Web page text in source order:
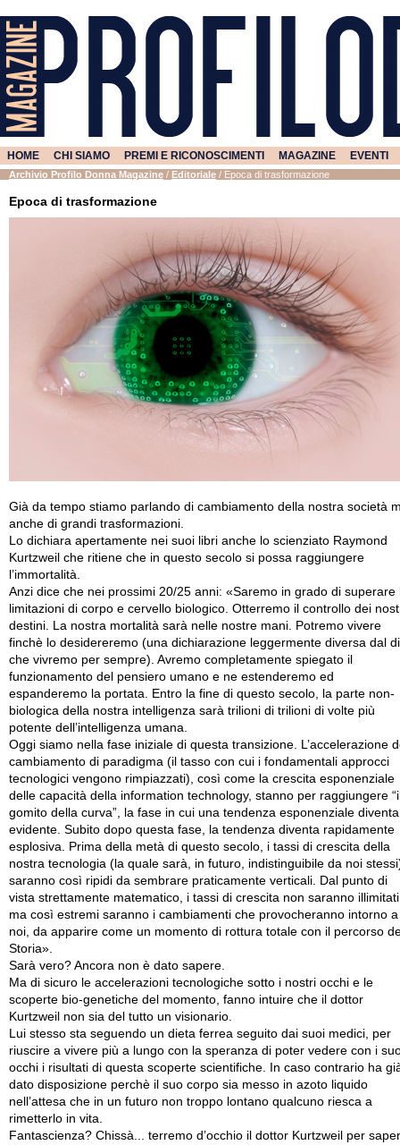
HOME CHI SIAMO PREMI E RICONOSCIMENTI MAGAZINE EVENTI
Archivio Profilo Donna Magazine / Editoriale / Epoca di trasformazione
Epoca di trasformazione
Già da tempo stiamo parlando di cambiamento della nostra società
anche di grandi trasformazioni.
Lo dichiara apertamente nei suoi libri anche lo scienziato Raymond
Kurtzweil che ritiene che in questo secolo si possa raggiungere
l’immortalità.
Anzi dice che nei prossimi 20/25 anni: «Saremo in grado di superare
limitazioni di corpo e cervello biologico. Otterremo il controllo dei
destini. La nostra mortalità sarà nelle nostre mani. Potremo vivere
finchè lo desidereremo (una dichiarazione leggermente diversa dal
che vivremo per sempre). Avremo completamente spiegato il
funzionamento del pensiero umano e ne estenderemo ed
espanderemo la portata. Entro la fine di questo secolo, la parte non-
biologica della nostra intelligenza sarà trilioni di trilioni di volte più
potente dell’intelligenza umana.
Oggi siamo nella fase iniziale di questa transizione. L’accelerazione
cambiamento di paradigma (il tasso con cui i fondamentali approcci
tecnologici vengono rimpiazzati), così come la crescita esponenziale
delle capacità della information technology, stanno per raggiungere
gomito della curva”, la fase in cui una tendenza esponenziale diventa
evidente. Subito dopo questa fase, la tendenza diventa rapidamente
esplosiva. Prima della metà di questo secolo, i tassi di crescita della
nostra tecnologia (la quale sarà, in futuro, indistinguibile da noi
saranno così ripidi da sembrare praticamente verticali. Dal punto di
vista strettamente matematico, i tassi di crescita non saranno
ma così estremi saranno i cambiamenti che provocheranno intorno a
noi, da apparire come un momento di rottura totale con il percorso
Storia».
Sarà vero? Ancora non è dato sapere.
Ma di sicuro le accelerazioni tecnologiche sotto i nostri occhi e le
scoperte bio-genetiche del momento, fanno intuire che il dottor
Kurtzweil non sia del tutto un visionario.
Lui stesso sta seguendo un dieta ferrea seguito dai suoi medici, per
riuscire a vivere più a lungo con la speranza di poter vedere con i
occhi i risultati di questa scoperte scientifiche. In caso contrario ha
dato disposizione perchè il suo corpo sia messo in azoto liquido
nell’attesa che in un futuro non troppo lontano qualcuno riesca a
rimetterlo in vita.
Fantascienza? Chissà... terremo d’occhio il dottor Kurtzweil per